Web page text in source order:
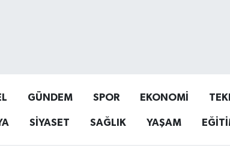
GÜNDEM SPOR EKONOMİ
SİYASET SAĞLIK YAŞAM